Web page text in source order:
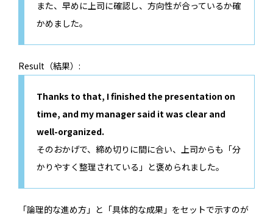
また、早めに上司に確認し、方向性が合っているか確
かめました。
Result（結果）:
Thanks to that, I finished the presentation on
time, and my manager said it was clear and
well-organized.
そのおかげで、締め切りに間に合い、上司からも「分
かりやすく整理されている」と褒められました。
「論理的な進め方」と「具体的な成果」をセットで示すのが